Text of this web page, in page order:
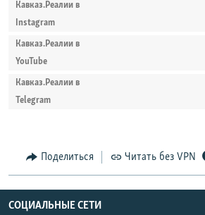
Кавказ.Реалии в
Instagram
Кавказ.Реалии в
YouTube
Кавказ.Реалии в
Telegram
Поделиться Читать без VPN
СОЦИАЛЬНЫЕ СЕТИ